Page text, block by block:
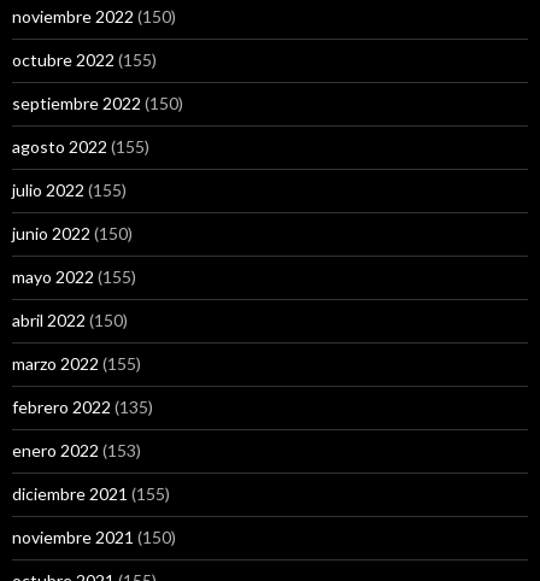
noviembre 2022 (150)
octubre 2022 (155)
septiembre 2022 (150)
agosto 2022 (155)
julio 2022 (155)
junio 2022 (150)
mayo 2022 (155)
abril 2022 (150)
marzo 2022 (155)
febrero 2022 (135)
enero 2022 (153)
diciembre 2021 (155)
noviembre 2021 (150)